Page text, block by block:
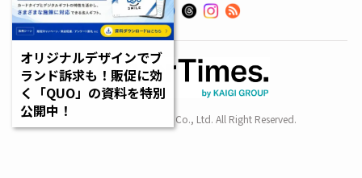
Copyright SENDENKAIGI Co., Ltd. All Right Reserved.
オリジナルデザインでブ
ランド訴求も！販促に効
く「QUO」の資料を特別
公開中！